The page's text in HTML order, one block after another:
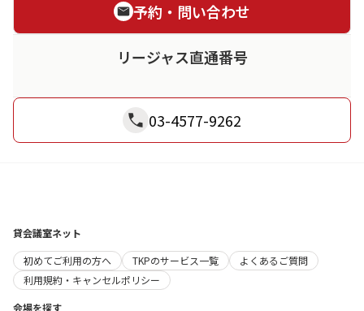
予約・問い合わせ
リージャス直通番号
03-4577-9262
貸会議室ネット
初めてご利用の方へ
TKPのサービス一覧
よくあるご質問
利用規約・キャンセルポリシー
会場を探す